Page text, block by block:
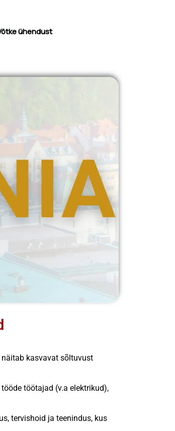
ühendust
kasvavat sõltuvust
töötajad (v.a elektrikud),
tervishoid ja teenindus, kus